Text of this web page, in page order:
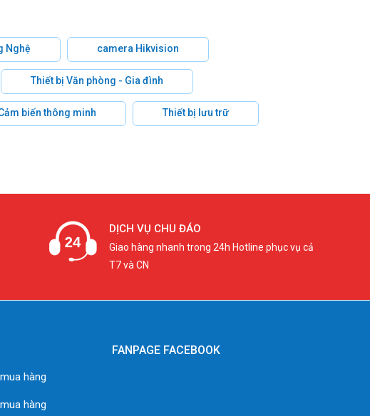
Nghệ camera Hikvision
Thiết bị Văn phòng - Gia đình
biến thông minh Thiết bị lưu trữ
DỊCH VỤ CHU ĐÁO
Giao hàng nhanh trong 24h Hotline phục vụ cả
T7 và CN
hàng
hàng
FANPAGE FACEBOOK